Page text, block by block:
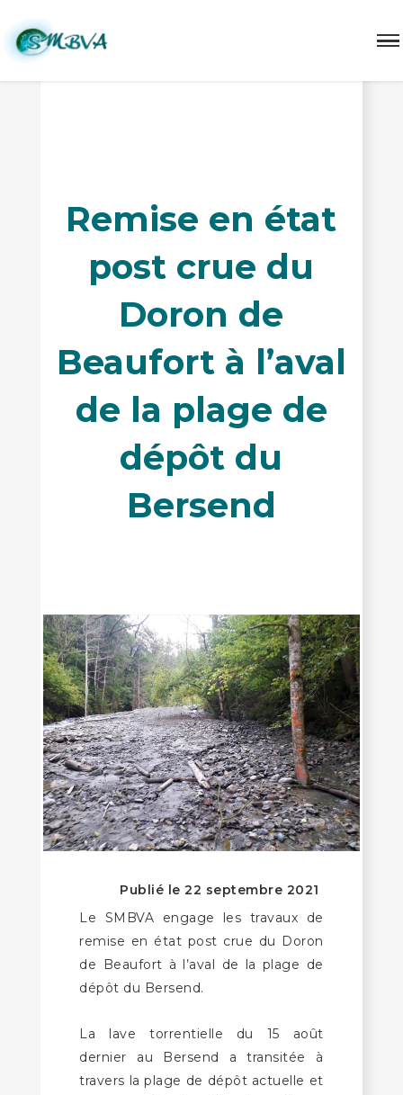
l'aval de la plage de dépôt du Bersend
Remise en état
post crue du
Doron de
Beaufort à l’aval
de la plage de
dépôt du
Bersend
Publié le 22 septembre 2021
Le SMBVA engage les travaux de
remise en état post crue du Doron
de Beaufort à l’aval de la plage de
dépôt du Bersend.
La lave torrentielle du 15 août
dernier au Bersend a transitée à
travers la plage de dépôt actuelle et